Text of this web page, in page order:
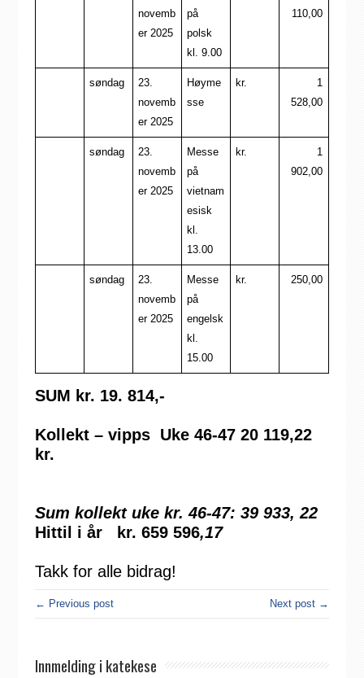
novemb
er 2025
på
polsk
kl. 9.00
110,00
søndag
23.
novemb
er 2025
Høyme
sse
kr.
1
528,00
søndag
23.
novemb
er 2025
Messe
på
vietnam
esisk
kl.
13.00
kr.
1
902,00
søndag
23.
novemb
er 2025
Messe
på
engelsk
kl.
15.00
kr. 250,00
SUM kr. 19. 814,-
Kollekt – vipps Uke 46-47 20 119,22
kr.
Sum kollekt uke kr. 46-47: 39 933, 22
Hittil i år kr. 659 596,17
Takk for alle bidrag!
← Previous post Next post →
Innmelding i katekese